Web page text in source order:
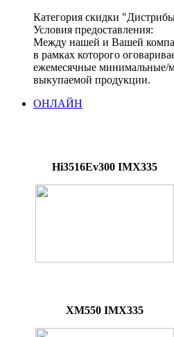
Категория скидки
Условия предоставления:
Между нашей и Вашей
в рамках которого
ежемесячные минимальные/
выкупаемой продукции.
ОНЛАЙН
Hi3516Ev300 IMX335
XM550 IMX335